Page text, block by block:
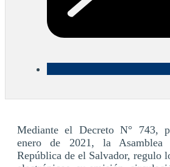
Mediante el Decreto N° 743,
enero de 2021, la
República de el Salvador, regulo